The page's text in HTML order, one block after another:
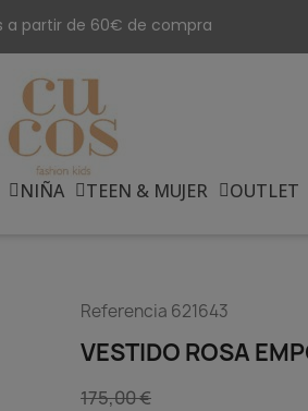
a partir de 60€ de compra
NIÑA TEEN & MUJER OUTLET
Referencia 621643
VESTIDO ROSA
175,00 €